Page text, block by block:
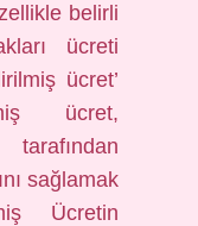
belirli
ücreti
ücret’
ücret,
sağlamak
Ücretin